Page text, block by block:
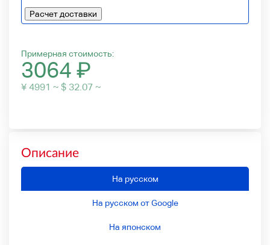
Расчет доставки
Примерная стоимость:
3064 ₽
¥ 4991 ~ $ 32.07 ~
Описание
На русском
На русском от Google
На японском